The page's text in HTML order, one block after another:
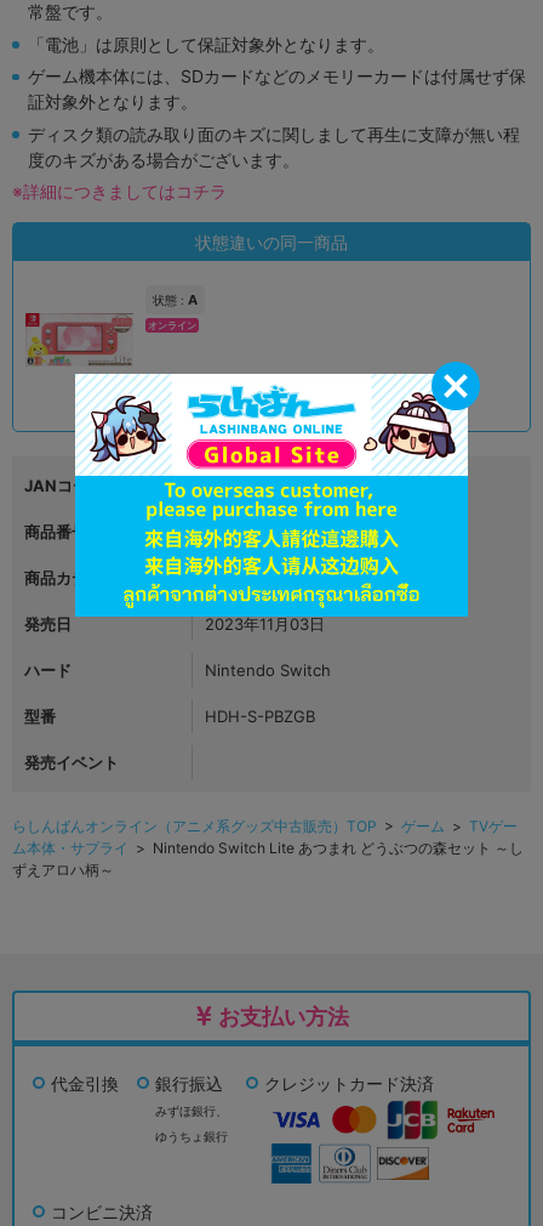
常盤です。
「電池」は原則として保証対象外となります。
ゲーム機本体には、SDカードなどのメモリーカードは付属せず保
証対象外となります。
ディスク類の読み取り面のキズに関しまして再生に支障が無い程
度のキズがある場合がございます。
※詳細につきましてはコチラ
状態違いの同一商品
状態 : A
オンライン
品切状態 19,900円 税込
JANコード 4902370551471
商品番号 L06086783
商品カテゴリ ゲーム
発売日 2023年11月03日
ハード Nintendo Switch
型番 HDH-S-PBZGB
発売イベント
らしんばんオンライン（アニメ系グッズ中古販売）TOP > ゲーム > TVゲー
ム本体・サプライ > Nintendo Switch Lite あつまれ どうぶつの森セット ～し
ずえアロハ柄～
お支払い方法
代金引換 銀行振込
みずほ銀行、
ゆうちょ銀行
クレジットカード決済
コンビニ決済